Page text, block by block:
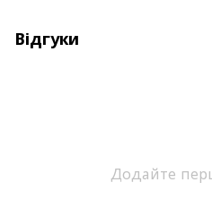
Відгуки
Додайте